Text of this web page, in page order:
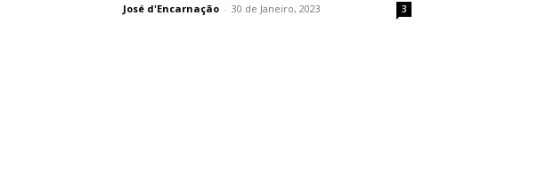
José d'Encarnação - 30 de Janeiro, 2023 3